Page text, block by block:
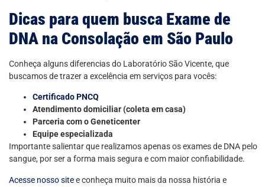
Dicas para quem busca Exame de
DNA na Consolação em São Paulo
Conheça alguns diferencias do Laboratório São Vicente, que
buscamos de trazer a excelência em serviços para vocês:
Certificado PNCQ
Atendimento domiciliar (coleta em casa)
Parceria com o Geneticenter
Equipe especializada
Importante salientar que realizamos apenas os exames de DNA pelo
sangue, por ser a forma mais segura e com maior confiabilidade.
Acesse nosso sitee conheça muito mais da nossa história e